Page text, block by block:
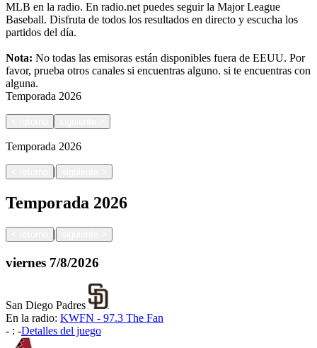
MLB en la radio. En radio.net puedes seguir la Major League
Baseball. Disfruta de todos los resultados en directo y escucha los
partidos del día.
Nota: No todas las emisoras están disponibles fuera de EEUU. Por
favor, prueba otros canales si encuentras alguno. si te encuentras con
alguna.
Temporada 2026
Temporada 2026
|
Temporada 2026
|
viernes 7/8/2026
San Diego Padres
En la radio: KWFN - 97.3 The Fan
- : -Detalles del juego